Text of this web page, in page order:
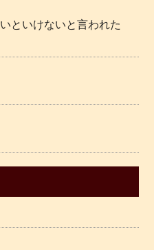
といけないと言われた